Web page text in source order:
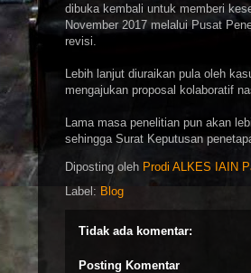
dibuka kembali untuk memberi
November 2017 melalui Pusat
revisi.
Lebih lanjut diuraikan pula oleh
mengajukan proposal kolaboratif
Lama masa penelitian pun akan
sehingga Surat Keputusan
Diposting oleh Prodi ALKES IAIN
Label: Blog
Tidak ada komentar:
Posting Komentar